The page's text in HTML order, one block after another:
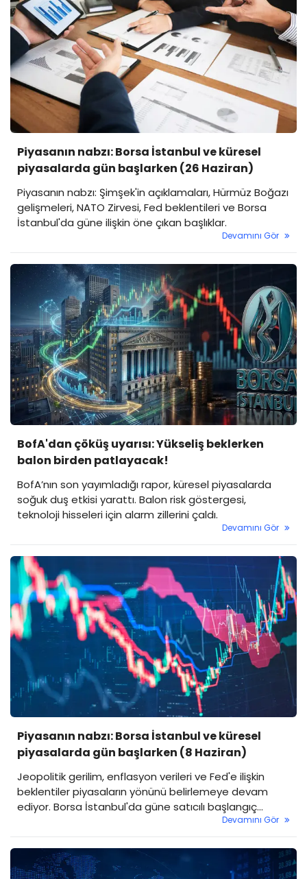
Piyasanın nabzı: Borsa İstanbul ve küresel
piyasalarda gün başlarken (26 Haziran)
Piyasanın nabzı: Şimşek'in açıklamaları, Hürmüz Boğazı
gelişmeleri, NATO Zirvesi, Fed beklentileri ve Borsa
İstanbul'da güne ilişkin öne çıkan başlıklar.
Devamını Gör
BofA'dan çöküş uyarısı: Yükseliş beklerken
balon birden patlayacak!
BofA’nın son yayımladığı rapor, küresel piyasalarda
soğuk duş etkisi yarattı. Balon risk göstergesi,
teknoloji hisseleri için alarm zillerini çaldı.
Devamını Gör
Piyasanın nabzı: Borsa İstanbul ve küresel
piyasalarda gün başlarken (8 Haziran)
Jeopolitik gerilim, enflasyon verileri ve Fed'e ilişkin
beklentiler piyasaların yönünü belirlemeye devam
ediyor. Borsa İstanbul'da güne satıcılı başlangıç
Devamını Gör